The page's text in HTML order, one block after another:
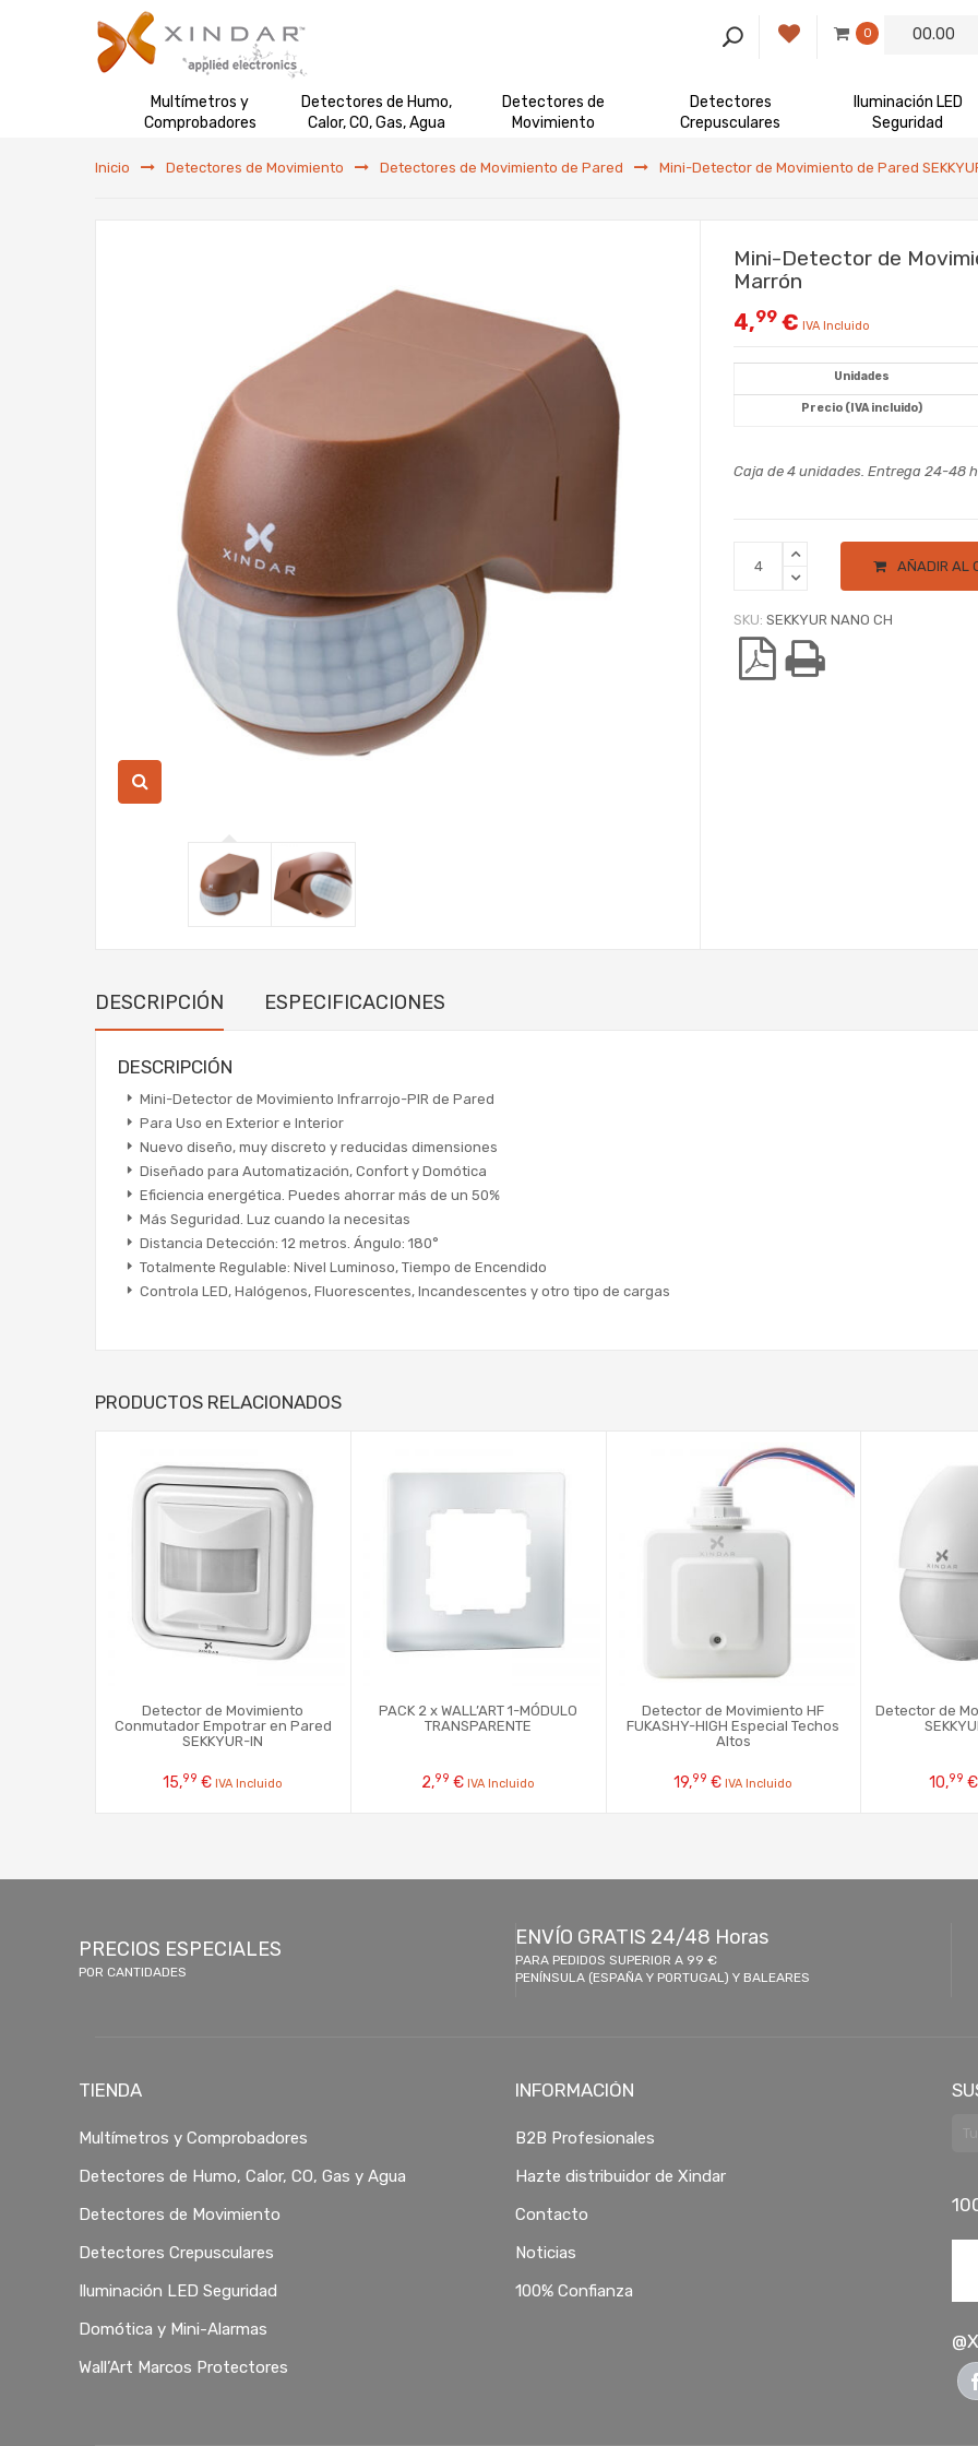
0 00.00
Multímetros y
Comprobadores
Detectores de Humo,
Calor, CO, Gas, Agua
Detectores de
Movimiento
Detectores
Crepusculares
Iluminación LED
Seguridad
Inicio Detectores de Movimiento Detectores de Movimiento de Pared Mini-Detector de Movimiento de Pared
Mini-Detector de
Marrón
4,99 € IVA Incluido
Unidades
Precio (IVA incluido)
Caja de 4 unidades. Entrega 24-48
AÑADIR AL
SKU: SEKKYUR NANO CH
DESCRIPCIÓN ESPECIFICACIONES
DESCRIPCIÓN
Mini-Detector de Movimiento Infrarrojo-PIR de Pared
Para Uso en Exterior e Interior
Nuevo diseño, muy discreto y reducidas dimensiones
Diseñado para Automatización, Confort y Domótica
Eficiencia energética. Puedes ahorrar más de un 50%
Más Seguridad. Luz cuando la necesitas
Distancia Detección: 12 metros. Ángulo: 180°
Totalmente Regulable: Nivel Luminoso, Tiempo de Encendido
Controla LED, Halógenos, Fluorescentes, Incandescentes y otro tipo de cargas
PRODUCTOS RELACIONADOS
Detector de Movimiento
Conmutador Empotrar en Pared
SEKKYUR-IN
15,99 € IVA Incluido
PACK 2 x WALL’ART 1-MÓDULO
TRANSPARENTE
2,99 € IVA Incluido
Detector de Movimiento HF
FUKASHY-HIGH Especial Techos
Altos
19,99 € IVA Incluido
Detector de
10,99 €
PRECIOS ESPECIALES
POR CANTIDADES
ENVÍO GRATIS 24/48 Horas
PARA PEDIDOS SUPERIOR A 99 €
PENÍNSULA (ESPAÑA Y PORTUGAL) Y BALEARES
TIENDA
Multímetros y Comprobadores
Detectores de Humo, Calor, CO, Gas y Agua
Detectores de Movimiento
Detectores Crepusculares
Iluminación LED Seguridad
Domótica y Mini-Alarmas
Wall’Art Marcos Protectores
INFORMACIÓN
B2B Profesionales
Hazte distribuidor de Xindar
Contacto
Noticias
100% Confianza